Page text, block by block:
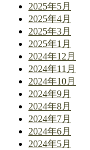
2025年5月
2025年4月
2025年3月
2025年1月
2024年12月
2024年11月
2024年10月
2024年9月
2024年8月
2024年7月
2024年6月
2024年5月